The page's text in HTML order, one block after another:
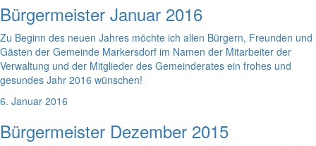
Bürgermeister Januar 2016
Zu Beginn des neuen Jahres möchte ich allen Bürgern, Freunden und
Gästen der Gemeinde Markersdorf im Namen der Mitarbeiter der
Verwaltung und der Mitglieder des Gemeinderates ein frohes und
gesundes Jahr 2016 wünschen!
6. Januar 2016
Bürgermeister Dezember 2015